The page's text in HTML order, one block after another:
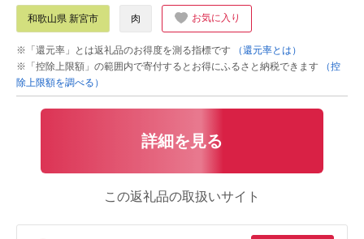
和歌山県 新宮市 肉 お気に入り
※「還元率」とは返礼品のお得度を測る指標です
（還元率とは）
※「控除上限額」の範囲内で寄付するとお得にふるさと納税できます
（控
除上限額を調べる）
詳細を見る
この返礼品の取扱いサイト